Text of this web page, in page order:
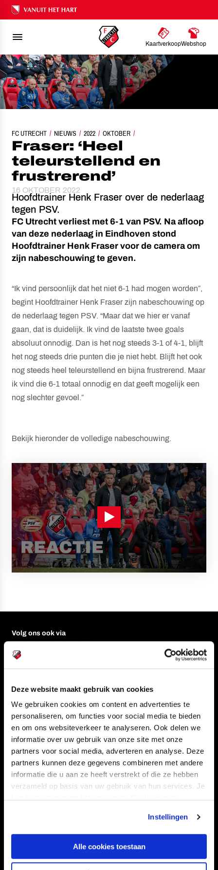
Deze website maakt gebruik van cookies
We gebruiken cookies om content en advertenties te
personaliseren, om functies voor social media te bieden
en om ons websiteverkeer te analyseren. Ook delen we
informatie over uw gebruik van onze site met onze
partners voor social media, adverteren en analyse. Deze
partners kunnen deze gegevens combineren met andere
informatie die u aan ze heeft verstrekt of die ze hebben
verzameld op basis van uw gebruik van hun services. Je
Instellingen
Alle cookies toestaan
Ons nalatenschap
KaartverkoopWebshop
FC UTRECHT NIEUWS 2022 OKTOBER
FRASER: ‘HEEL TELEURSTELLEND EN FRUSTREREND’
Fraser: ‘Heel
teleurstellend en
frustrerend’
16 OKTOBER 2022
Hoofdtrainer Henk Fraser over de nederlaag
tegen PSV.
FC Utrecht verliest met 6-1 van PSV. Na afloop
van deze nederlaag in Eindhoven stond
Hoofdtrainer Henk Fraser voor de camera om
zijn nabeschouwing te geven.
“Ik vind persoonlijk dat het niet 6-1 had mogen worden”,
begint Hoofdtrainer Henk Fraser zijn nabeschouwing op
de nederlaag tegen PSV. “Maar dat we hier er vanaf
gaan, dat is duidelijk. Ik vind de laatste twee goals
absoluut onnodig. Dan is het nog steeds 3-1 of 4-1, blijft
het nog steeds drie punten die je niet hebt. Blijft het ook
nog steeds heel teleurstellend en bijna frustrerend. Maar
ik vind die 6-1 totaal onnodig en dat geeft mogelijk een
nog slechter gevoel.”
Bekijk hieronder de volledige nabeschouwing.
Volg ons ook via
Navigeer naar
TEAMS
STADION
SUPPORTERS
FOUNDATION
KAARTVERKOOP
BUSINESS
Informatie
WERKEN BIJ